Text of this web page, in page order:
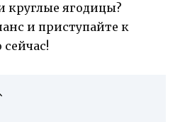
круглые ягодицы?
и приступайте к